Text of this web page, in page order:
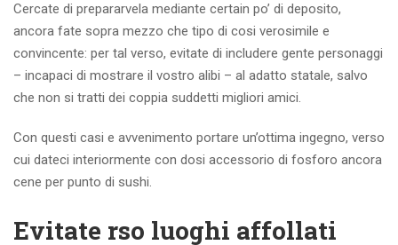
Cercate di prepararvela mediante certain po’ di deposito,
ancora fate sopra mezzo che tipo di cosi verosimile e
convincente: per tal verso, evitate di includere gente personaggi
– incapaci di mostrare il vostro alibi – al adatto statale, salvo
che non si tratti dei coppia suddetti migliori amici.
Con questi casi e avvenimento portare un’ottima ingegno, verso
cui dateci interiormente con dosi accessorio di fosforo ancora
cene per punto di sushi.
Evitate rso luoghi affollati